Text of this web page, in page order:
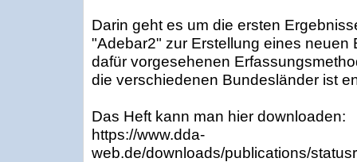
Darin geht es um die ersten
"Adebar2" zur Erstellung eines neuen
dafür vorgesehenen
die verschiedenen Bundesländer ist
Das Heft kann man hier downloaden:
https://www.dda-
web.de/downloads/publications/